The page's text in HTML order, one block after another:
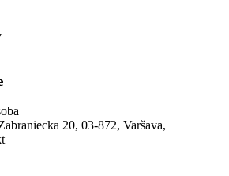
20, 03-872, Varšava,